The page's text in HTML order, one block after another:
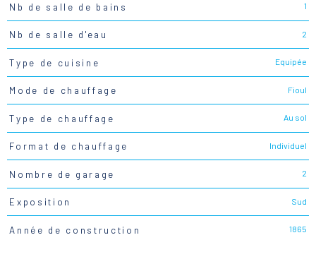
Nb de salle de bains 1
Nb de salle d'eau 2
Type de cuisine Equipée
Mode de chauffage Fioul
Type de chauffage Au sol
Format de chauffage Individuel
Nombre de garage 2
Exposition Sud
Année de construction 1865